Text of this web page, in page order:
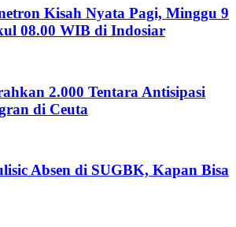
Kisah Nyata Pagi, Minggu 9
08.00 WIB di Indosiar
2.000 Tentara Antisipasi
di Ceuta
Absen di SUGBK, Kapan Bisa